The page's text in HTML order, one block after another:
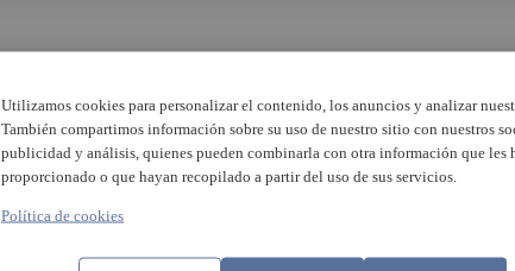
Utilizamos cookies para personalizar el contenido, los anuncios y analizar
También compartimos información sobre su uso de nuestro sitio con nuestros
publicidad y análisis, quienes pueden combinarla con otra información que les
proporcionado o que hayan recopilado a partir del uso de sus servicios.
Política de cookies